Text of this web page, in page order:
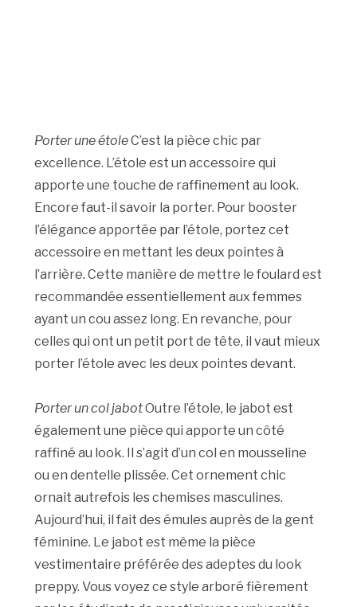
Porter une étoleC’est la pièce chic par
excellence. L’étole est un accessoire qui
apporte une touche de raffinement au look.
Encore faut-il savoir la porter. Pour booster
l’élégance apportée par l’étole, portez cet
accessoire en mettant les deux pointes à
l’arrière. Cette manière de mettre le foulard est
recommandée essentiellement aux femmes
ayant un cou assez long. En revanche, pour
celles qui ont un petit port de tête, il vaut mieux
porter l’étole avec les deux pointes devant.
Porter un col jabotOutre l’étole, le jabot est
également une pièce qui apporte un côté
raffiné au look. Il s’agit d’un col en mousseline
ou en dentelle plissée. Cet ornement chic
ornait autrefois les chemises masculines.
Aujourd’hui, il fait des émules auprès de la gent
féminine. Le jabot est même la pièce
vestimentaire préférée des adeptes du look
preppy. Vous voyez ce style arboré fièrement